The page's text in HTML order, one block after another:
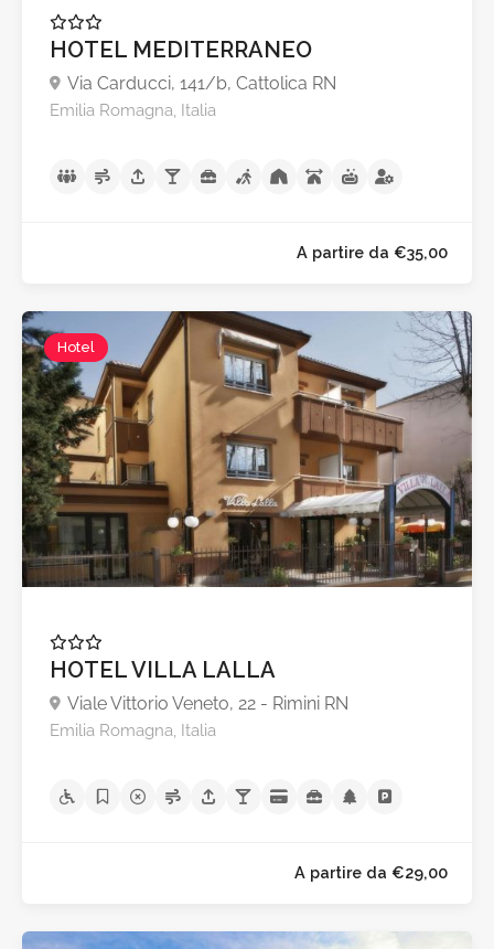
HOTEL MEDITERRANEO
Via Carducci, 141/b, Cattolica RN
Emilia Romagna, Italia
Hotel
HOTEL VILLA LALLA
Viale Vittorio Veneto, 22 - Rimini RN
Emilia Romagna, Italia